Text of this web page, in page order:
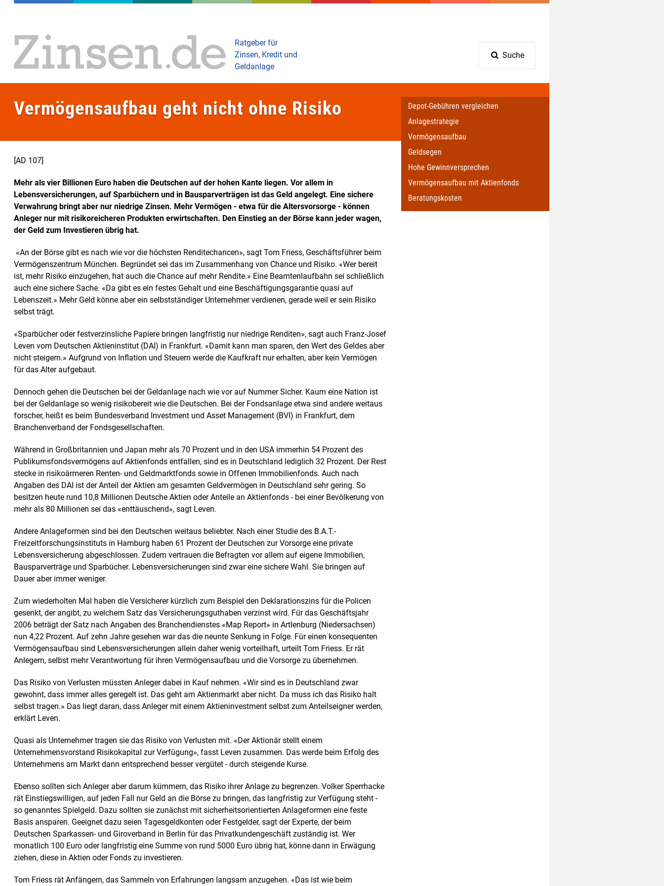
Ratgeber für
Zinsen, Kredit und
Geldanlage
Suche
Vermögensaufbau geht nicht ohne Risiko
[AD 107]
Mehr als vier Billionen Euro haben die Deutschen auf der hohen Kante liegen. Vor allem in
Lebensversicherungen, auf Sparbüchern und in Bausparverträgen ist das Geld angelegt. Eine sichere
Verwahrung bringt aber nur niedrige Zinsen. Mehr Vermögen - etwa für die Altersvorsorge - können
Anleger nur mit risikoreicheren Produkten erwirtschaften. Den Einstieg an der Börse kann jeder wagen,
der Geld zum Investieren übrig hat.
«An der Börse gibt es nach wie vor die höchsten Renditechancen», sagt Tom Friess, Geschäftsführer beim
Vermögenszentrum München. Begründet sei das im Zusammenhang von Chance und Risiko. «Wer bereit
ist, mehr Risiko einzugehen, hat auch die Chance auf mehr Rendite.» Eine Beamtenlaufbahn sei schließlich
auch eine sichere Sache. «Da gibt es ein festes Gehalt und eine Beschäftigungsgarantie quasi auf
Lebenszeit.» Mehr Geld könne aber ein selbstständiger Unternehmer verdienen, gerade weil er sein Risiko
selbst trägt.
«Sparbücher oder festverzinsliche Papiere bringen langfristig nur niedrige Renditen», sagt auch Franz-Josef
Leven vom Deutschen Aktieninstitut (DAI) in Frankfurt. «Damit kann man sparen, den Wert des Geldes aber
nicht steigern.» Aufgrund von Inflation und Steuern werde die Kaufkraft nur erhalten, aber kein Vermögen
für das Alter aufgebaut.
Dennoch gehen die Deutschen bei der Geldanlage nach wie vor auf Nummer Sicher. Kaum eine Nation ist
bei der Geldanlage so wenig risikobereit wie die Deutschen. Bei der Fondsanlage etwa sind andere weitaus
forscher, heißt es beim Bundesverband Investment und Asset Management (BVI) in Frankfurt, dem
Branchenverband der Fondsgesellschaften.
Während in Großbritannien und Japan mehr als 70 Prozent und in den USA immerhin 54 Prozent des
Publikumsfondsvermögens auf Aktienfonds entfallen, sind es in Deutschland lediglich 32 Prozent. Der Rest
stecke in risikoärmeren Renten- und Geldmarktfonds sowie in Offenen Immobilienfonds. Auch nach
Angaben des DAI ist der Anteil der Aktien am gesamten Geldvermögen in Deutschland sehr gering. So
besitzen heute rund 10,8 Millionen Deutsche Aktien oder Anteile an Aktienfonds - bei einer Bevölkerung von
mehr als 80 Millionen sei das «enttäuschend», sagt Leven.
Andere Anlageformen sind bei den Deutschen weitaus beliebter. Nach einer Studie des B.A.T.-
Freizeitforschungsinstituts in Hamburg haben 61 Prozent der Deutschen zur Vorsorge eine private
Lebensversicherung abgeschlossen. Zudem vertrauen die Befragten vor allem auf eigene Immobilien,
Bausparverträge und Sparbücher. Lebensversicherungen sind zwar eine sichere Wahl. Sie bringen auf
Dauer aber immer weniger.
Zum wiederholten Mal haben die Versicherer kürzlich zum Beispiel den Deklarationszins für die Policen
gesenkt, der angibt, zu welchem Satz das Versicherungsguthaben verzinst wird. Für das Geschäftsjahr
2006 beträgt der Satz nach Angaben des Branchendienstes «Map Report» in Artlenburg (Niedersachsen)
nun 4,22 Prozent. Auf zehn Jahre gesehen war das die neunte Senkung in Folge. Für einen konsequenten
Vermögensaufbau sind Lebensversicherungen allein daher wenig vorteilhaft, urteilt Tom Friess. Er rät
Anlegern, selbst mehr Verantwortung für ihren Vermögensaufbau und die Vorsorge zu übernehmen.
Das Risiko von Verlusten müssten Anleger dabei in Kauf nehmen. «Wir sind es in Deutschland zwar
gewohnt, dass immer alles geregelt ist. Das geht am Aktienmarkt aber nicht. Da muss ich das Risiko halt
selbst tragen.» Das liegt daran, dass Anleger mit einem Aktieninvestment selbst zum Anteilseigner werden,
erklärt Leven.
Quasi als Unternehmer tragen sie das Risiko von Verlusten mit. «Der Aktionär stellt einem
Unternehmensvorstand Risikokapital zur Verfügung», fasst Leven zusammen. Das werde beim Erfolg des
Unternehmens am Markt dann entsprechend besser vergütet - durch steigende Kurse.
Ebenso sollten sich Anleger aber darum kümmern, das Risiko ihrer Anlage zu begrenzen. Volker Sperrhacke
rät Einstiegswilligen, auf jeden Fall nur Geld an die Börse zu bringen, das langfristig zur Verfügung steht -
so genanntes Spielgeld. Dazu sollten sie zunächst mit sicherheitsorientierten Anlageformen eine feste
Basis ansparen. Geeignet dazu seien Tagesgeldkonten oder Festgelder, sagt der Experte, der beim
Deutschen Sparkassen- und Giroverband in Berlin für das Privatkundengeschäft zuständig ist. Wer
monatlich 100 Euro oder langfristig eine Summe von rund 5000 Euro übrig hat, könne dann in Erwägung
ziehen, diese in Aktien oder Fonds zu investieren.
Tom Friess rät Anfängern, das Sammeln von Erfahrungen langsam anzugehen. «Das ist wie beim
Depot-Gebühren vergleichen
Anlagestrategie
Vermögensaufbau
Geldsegen
Hohe Gewinnversprechen
Vermögensaufbau mit Aktienfonds
Beratungskosten